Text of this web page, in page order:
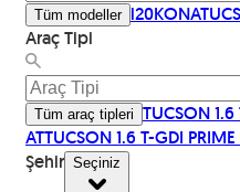
Tüm modeller i20KONA
Araç Tipi
Tüm araç tipleri TUCSON
ATTUCSON 1.6 T-GDI PRIME
Şehir Seçiniz